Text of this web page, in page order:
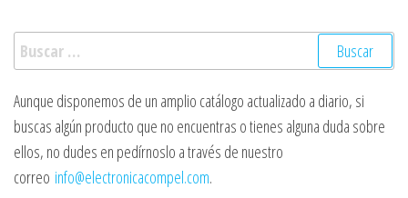
Buscar:
Aunque disponemos de un amplio catálogo actualizado a diario, si
buscas algún producto que no encuentras o tienes alguna duda sobre
ellos, no dudes en pedírnoslo a través de nuestro
correo info@electronicacompel.com.